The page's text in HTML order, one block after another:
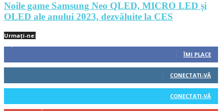
Noile game Samsung Neo QLED, MICRO LED și
OLED ale anului 2023, dezvăluite la CES
Urmați-ne:
ÎMI PLACE
522 Cititori
CONECTAȚI-VĂ
45 Cititori
CONECTAȚI-VĂ
314 Abonați